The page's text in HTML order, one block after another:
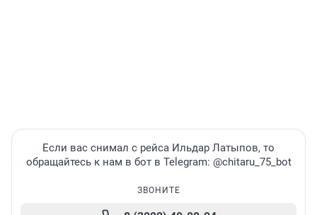
Если вас снимал с рейса Ильдар Латыпов, то
обращайтесь к нам в бот в Telegram: @chitaru_75_bot
ЗВОНИТЕ